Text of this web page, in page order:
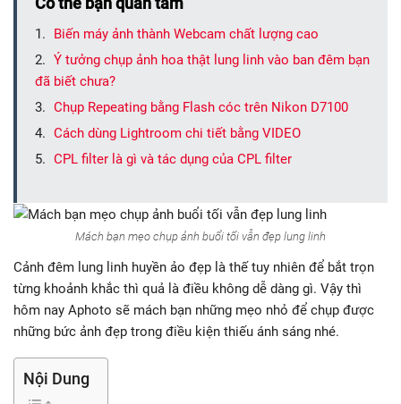
Biến máy ảnh thành Webcam chất lượng cao
Ý tưởng chụp ảnh hoa thật lung linh vào ban đêm bạn
đã biết chưa?
Chụp Repeating bằng Flash cóc trên Nikon D7100
Cách dùng Lightroom chi tiết bằng VIDEO
CPL filter là gì và tác dụng của CPL filter
Mách bạn mẹo chụp ảnh buổi tối vẫn đẹp lung linh
Cảnh đêm lung linh huyền ảo đẹp là thế tuy nhiên để bắt trọn
từng khoảnh khắc thì quả là điều không dễ dàng gì. Vậy thì
hôm nay Aphoto sẽ mách bạn những mẹo nhỏ để chụp được
những bức ảnh đẹp trong điều kiện thiếu ánh sáng nhé.
Nội Dung